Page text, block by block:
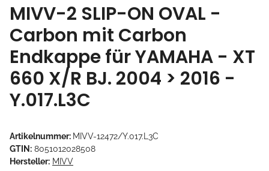
MIVV-2 SLIP-ON OVAL -
Carbon mit Carbon
Endkappe für YAMAHA - XT
660 X/R BJ. 2004 > 2016 -
Y.017.L3C
Artikelnummer: MIVV-12472/Y.017.L3C
GTIN: 8051012028508
Hersteller: MIVV